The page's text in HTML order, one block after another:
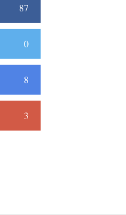
87
0
8
3